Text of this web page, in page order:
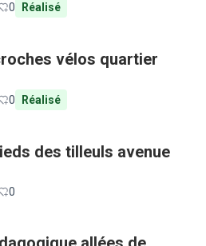
0 Réalisé
vélos quartier
0 Réalisé
des tilleuls avenue
0